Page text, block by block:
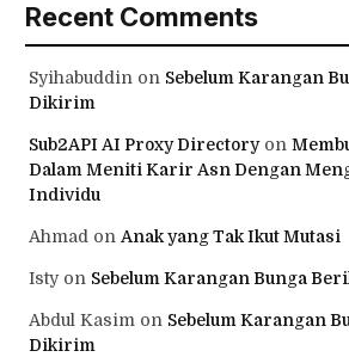
Recent Comments
Syihabuddin on Sebelum Karangan
Dikirim
Sub2API AI Proxy Directoryon
Dalam Meniti Karir Asn Dengan
Individu
Ahmad on Anak yang Tak Ikut Mutasi
Istyon Sebelum Karangan Bunga
Abdul Kasim on Sebelum Karangan
Dikirim